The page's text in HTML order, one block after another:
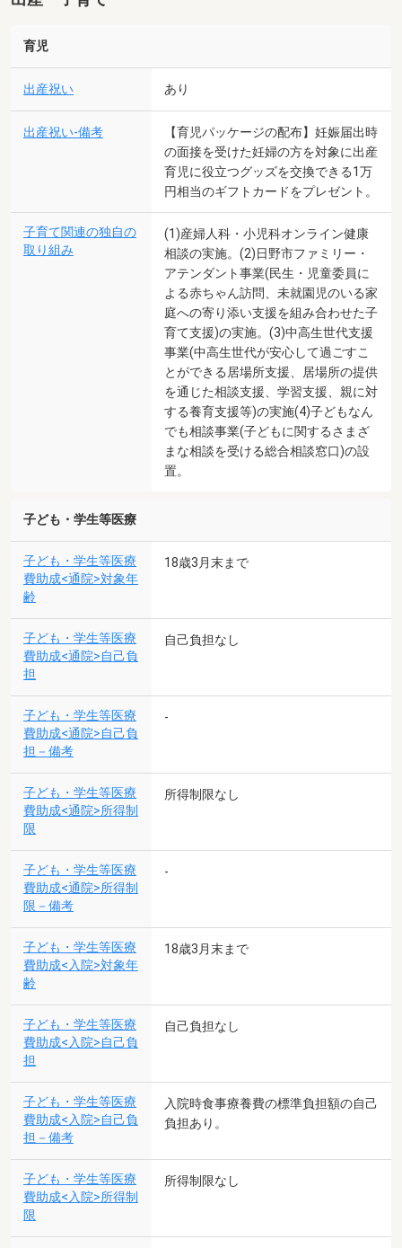
育児
出産祝い あり
出産祝い-備考
【育児パッケージの配布】妊娠届出時
の面接を受けた妊婦の方を対象に出産
育児に役立つグッズを交換できる1万
円相当のギフトカードをプレゼント。
子育て関連の独自の
取り組み
(1)産婦人科・小児科オンライン健康
相談の実施。(2)日野市ファミリー・
アテンダント事業(民生・児童委員に
よる赤ちゃん訪問、未就園児のいる家
庭への寄り添い支援を組み合わせた子
育て支援)の実施。(3)中高生世代支援
事業(中高生世代が安心して過ごすこ
とができる居場所支援、居場所の提供
を通じた相談支援、学習支援、親に対
する養育支援等)の実施(4)子どもなん
でも相談事業(子どもに関するさまざ
まな相談を受ける総合相談窓口)の設
置。
子ども・学生等医療
子ども・学生等医療
費助成<通院>対象年
齢
18歳3月末まで
子ども・学生等医療
費助成<通院>自己負
担
自己負担なし
子ども・学生等医療
費助成<通院>自己負
担－備考
-
子ども・学生等医療
費助成<通院>所得制
限
所得制限なし
子ども・学生等医療
費助成<通院>所得制
限－備考
-
子ども・学生等医療
費助成<入院>対象年
齢
18歳3月末まで
子ども・学生等医療
費助成<入院>自己負
担
自己負担なし
子ども・学生等医療
費助成<入院>自己負
担－備考
入院時食事療養費の標準負担額の自己
負担あり。
子ども・学生等医療
費助成<入院>所得制
限
所得制限なし